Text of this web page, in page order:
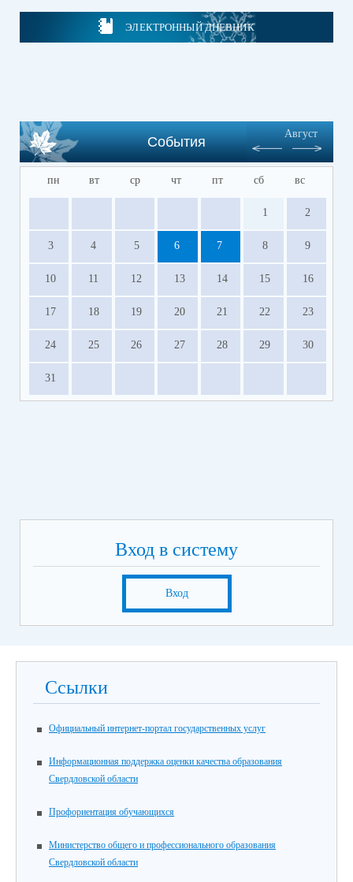
ЭЛЕКТРОННЫЙ ДНЕВНИК
События
Август
пн вт ср чт пт сб вс
1 2
3 4 5 6 7 8 9
10 11 12 13 14 15 16
17 18 19 20 21 22 23
24 25 26 27 28 29 30
31
Вход в систему
Вход
Ссылки
Официальный интернет-портал государственных услуг
Информационная поддержка оценки качества образования
Свердловской области
Профориентация обучающихся
Министерство общего и профессионального образования
Свердловской области